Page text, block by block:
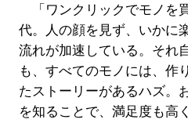
「ワンクリックでモノを
代。人の顔を見ず、いかに
流れが加速している。それ
も、すべてのモノには、作
たストーリーがあるハズ。
を知ることで、満足度も高